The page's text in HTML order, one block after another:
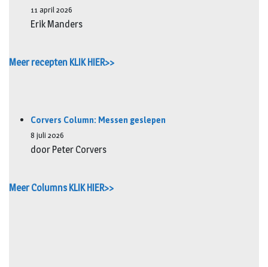
11 april 2026
Erik Manders
Meer recepten KLIK HIER>>
Corvers Column: Messen geslepen
8 juli 2026
door Peter Corvers
Meer Columns KLIK HIER>>